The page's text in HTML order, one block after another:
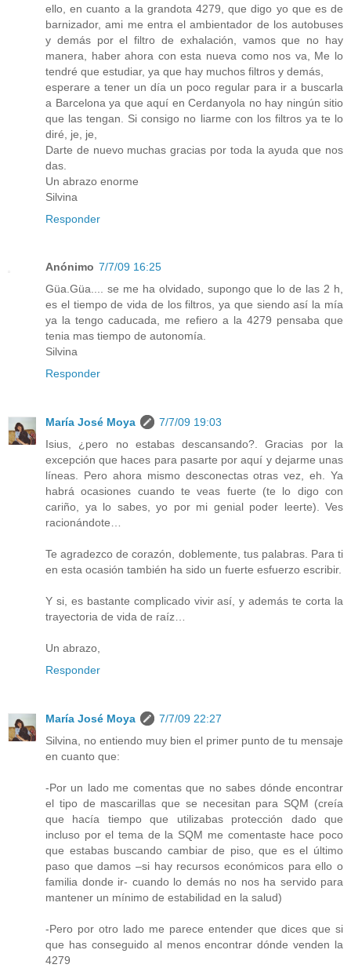
ello, en cuanto a la grandota 4279, que digo yo que es de
barnizador, ami me entra el ambientador de los autobuses
y demás por el filtro de exhalación, vamos que no hay
manera, haber ahora con esta nueva como nos va, Me lo
tendré que estudiar, ya que hay muchos filtros y demás,
esperare a tener un día un poco regular para ir a buscarla
a Barcelona ya que aquí en Cerdanyola no hay ningún sitio
que las tengan. Si consigo no liarme con los filtros ya te lo
diré, je, je,
Darte de nuevo muchas gracias por toda la ayuda que nos
das.
Un abrazo enorme
Silvina
Responder
Anónimo 7/7/09 16:25
Güa.Güa.... se me ha olvidado, supongo que lo de las 2 h,
es el tiempo de vida de los filtros, ya que siendo así la mía
ya la tengo caducada, me refiero a la 4279 pensaba que
tenia mas tiempo de autonomía.
Silvina
Responder
María José Moya
7/7/09 19:03
Isius, ¿pero no estabas descansando?. Gracias por la
excepción que haces para pasarte por aquí y dejarme unas
líneas. Pero ahora mismo desconectas otras vez, eh. Ya
habrá ocasiones cuando te veas fuerte (te lo digo con
cariño, ya lo sabes, yo por mi genial poder leerte). Ves
racionándote…
Te agradezco de corazón, doblemente, tus palabras. Para ti
en esta ocasión también ha sido un fuerte esfuerzo escribir.
Y si, es bastante complicado vivir así, y además te corta la
trayectoria de vida de raíz…
Un abrazo,
Responder
María José Moya
7/7/09 22:27
Silvina, no entiendo muy bien el primer punto de tu mensaje
en cuanto que:
-Por un lado me comentas que no sabes dónde encontrar
el tipo de mascarillas que se necesitan para SQM (creía
que hacía tiempo que utilizabas protección dado que
incluso por el tema de la SQM me comentaste hace poco
que estabas buscando cambiar de piso, que es el último
paso que damos –si hay recursos económicos para ello o
familia donde ir- cuando lo demás no nos ha servido para
mantener un mínimo de estabilidad en la salud)
-Pero por otro lado me parece entender que dices que si
que has conseguido al menos encontrar dónde venden la
4279